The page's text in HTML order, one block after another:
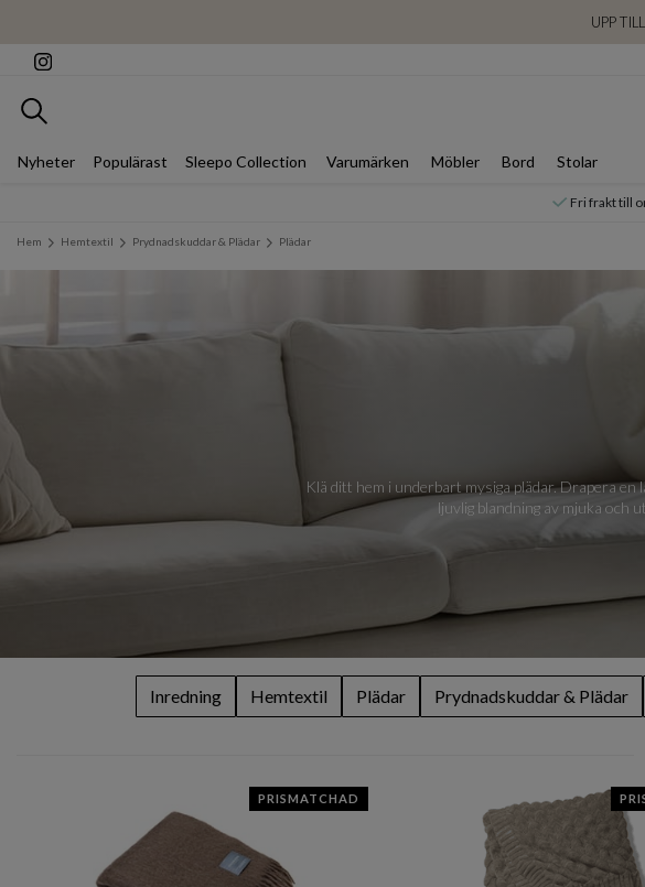
UPP
Sök
Nyheter Populärast Sleepo Collection Varumärken Möbler Bord Stolar
Fri frakt till
Hem Hemtextil Prydnadskuddar & Plädar Plädar
Klä ditt hem i underbart mysiga plädar. Drapera
ljuvlig blandning av mjuka och
Inredning Hemtextil Plädar Prydnadskuddar & Plädar
PRISMATCHAD